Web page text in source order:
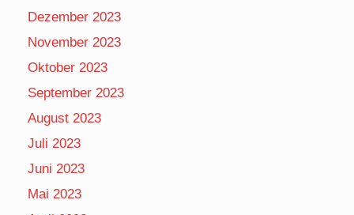
Dezember 2023
November 2023
Oktober 2023
September 2023
August 2023
Juli 2023
Juni 2023
Mai 2023